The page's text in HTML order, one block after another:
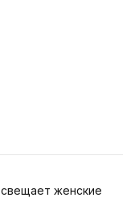
женские